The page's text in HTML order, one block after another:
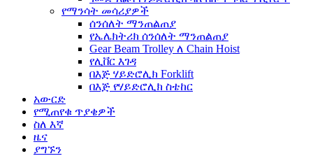
የማንሳት መሳሪያዎች
ሰንሰለት ማንጠልጠያ
የኤሌክትሪክ ሰንሰለት ማንጠልጠያ
Gear Beam Trolley ለ Chain Hoist
የሊቨር እገዳ
በእጅ ሃይድሮሊክ Forklift
በእጅ የሃይድሮሊክ ስቴከር
አውርድ
የሚጠየቁ ጥያቄዎች
ስለ እኛ
ዜና
ያግኙን